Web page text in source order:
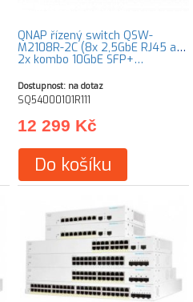
QNAP řízený switch QSW-
M2108R-2C (8x 2,5GbE RJ45 a
2x kombo 10GbE SFP+…
Dostupnost: na dotaz
SQ54000101R111
12 299 Kč
Do košíku